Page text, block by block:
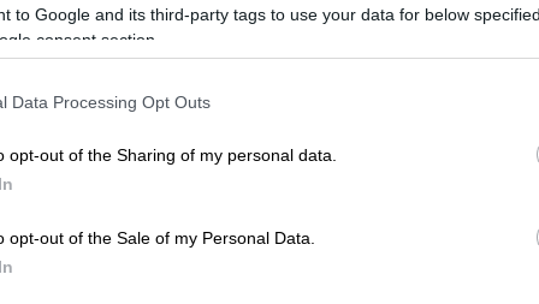
to Google and its third-party tags to use your data for below
consent section.
Data Processing Opt Outs
opt-out of the Sharing of my personal data.
opt-out of the Sale of my Personal Data.
στο φως το OPEN, το ελληνικό
των Ιμίων, προφανώς στα ελληνικά
επίσκεψή της τουρκικής ακταιωρού. Οι
αλλά με μια απότομη επιτάχυνση
Αριστείδης», Αντώνης Βάβλας, μιλώντας
«Είχαμε πάει πάνω στα νησιά και
δύο σημάδούρια. Μόλις δουν σκάφος